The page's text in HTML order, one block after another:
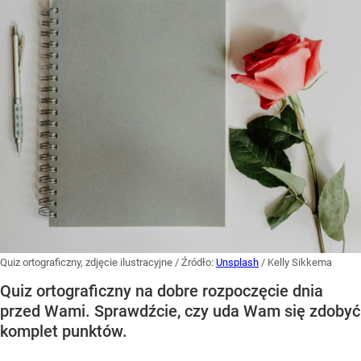
Quiz ortograficzny, zdjęcie ilustracyjne / Źródło: Unsplash / Kelly Sikkema
Quiz ortograficzny na dobre rozpoczęcie dnia
przed Wami. Sprawdźcie, czy uda Wam się zdobyć
komplet punktów.